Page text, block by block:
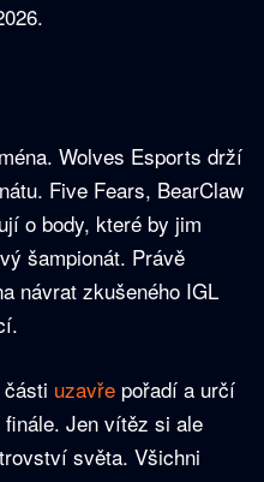
Wolves Esports drží
Five Fears, BearClaw
o body, které by jim
šampionát. Právě
návrat zkušeného IGL
uzavře pořadí a určí
Jen vítěz si ale
světa. Všichni